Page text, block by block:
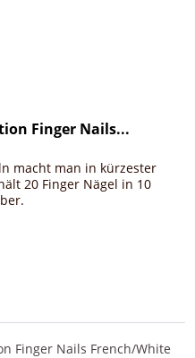
Finger Nails...
macht man in kürzester
20 Finger Nägel in 10